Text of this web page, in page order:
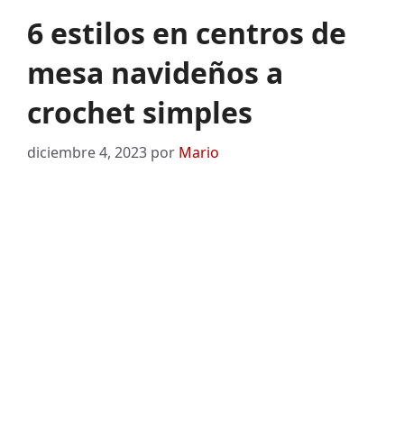
6 estilos en centros de
mesa navideños a
crochet simples
diciembre 4, 2023 por Mario